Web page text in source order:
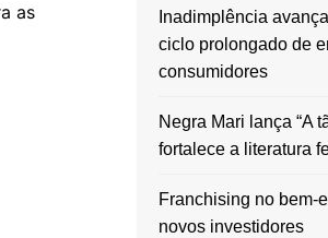
as
Inadimplência
ciclo prolongado de
consumidores
Negra Mari lança “A
fortalece a literatura
Franchising no bem-
novos investidores